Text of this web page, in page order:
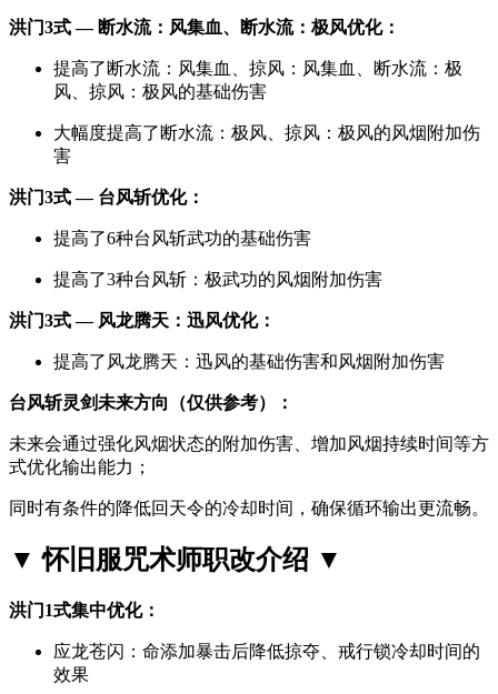
洪门3式 — 断水流：风集血、断水流：极风优化：
提高了断水流：风集血、掠风：风集血、断水流：极
风、掠风：极风的基础伤害
大幅度提高了断水流：极风、掠风：极风的风烟附加伤
害
洪门3式 — 台风斩优化：
提高了6种台风斩武功的基础伤害
提高了3种台风斩：极武功的风烟附加伤害
洪门3式 — 风龙腾天：迅风优化：
提高了风龙腾天：迅风的基础伤害和风烟附加伤害
台风斩灵剑未来方向（仅供参考）：
未来会通过强化风烟状态的附加伤害、增加风烟持续时间等方
式优化输出能力；
同时有条件的降低回天令的冷却时间，确保循环输出更流畅。
▼ 怀旧服咒术师职改介绍 ▼
洪门1式集中优化：
应龙苍闪：命添加暴击后降低掠夺、戒行锁冷却时间的
效果